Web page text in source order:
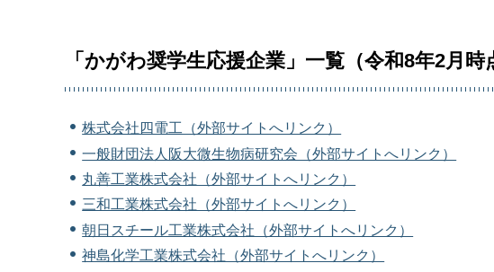
「かがわ奨学生応援企業」一覧（令和8年2月時
株式会社四電工（外部サイトへリンク）
一般財団法人阪大微生物病研究会（外部サイトへリンク）
丸善工業株式会社（外部サイトへリンク）
三和工業株式会社（外部サイトへリンク）
朝日スチール工業株式会社（外部サイトへリンク）
神島化学工業株式会社（外部サイトへリンク）